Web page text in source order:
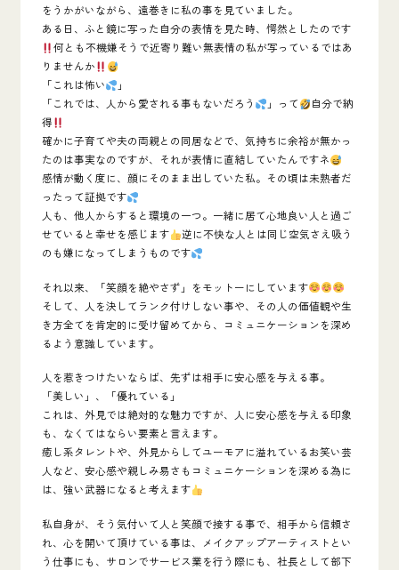
をうかがいながら、遠巻きに私の事を見ていました。
ある日、ふと鏡に写った自分の表情を見た時、愕然としたのです
何とも不機嫌そうで近寄り難い無表情の私が写っているではあ
りませんか
「これは怖い
」
「これでは、人から愛される事もないだろう
」って
自分で納
得
確かに子育てや夫の両親との同居などで、気持ちに余裕が無かっ
たのは事実なのですが、それが表情に直結していたんですネ
感情が動く度に、顔にそのまま出していた私。その頃は未熟者だ
ったって証拠です
人も、他人からすると環境の一つ。一緒に居て心地良い人と過ご
せていると幸せを感じます
逆に不快な人とは同じ空気さえ吸う
のも嫌になってしまうものです
それ以来、「笑顔を絶やさず 」をモットーにしています
そして、人を決してランク付けしない事や、その人の価値観や生
き方全てを肯定的に受け留めてから、コミュニケーションを深め
るよう意識しています。
人を惹きつけたいならば、 先ずは相手に安心感を与える事。
「美しい」、「優れている」
これは、外見では絶対的な魅力ですが、人に安心感を与える印象
も、なくてはならい要素と言えます。
癒し系タレントや、外見からしてユーモアに溢れているお笑い芸
人など、 安心感や親しみ易さもコミュニケーションを深める為に
は、強い武器になると考えます
私自身が、そう気付いて人と笑顔で接する事で、相手から信頼さ
れ、心を開いて頂けている事は、メイクアップアーティストとい
う仕事にも、サロンでサービス業を行う際にも、社長として部下